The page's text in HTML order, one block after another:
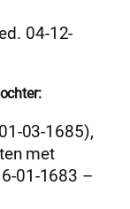
04-12-
03-1685),
met
01-1683 –